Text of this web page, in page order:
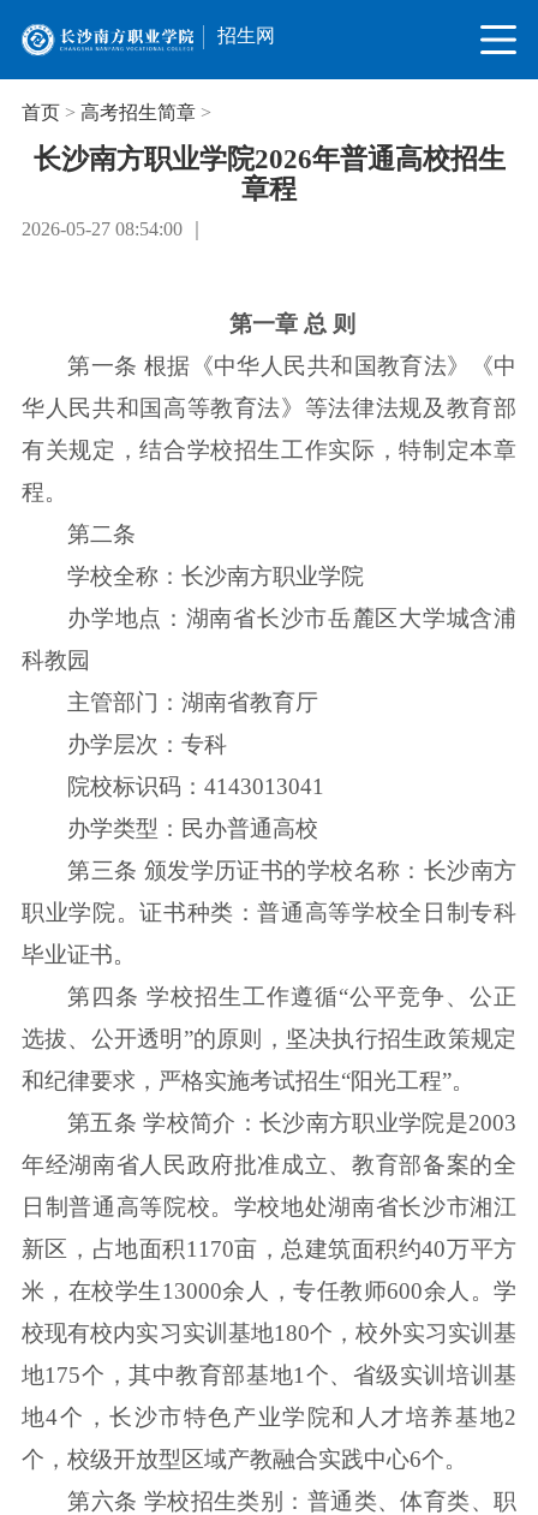
招生网
首页> 高考招生简章>
长沙南方职业学院2026年普通高校招生
章程
2026-05-27 08:54:00 ｜
第一章 总 则
第一条 根据《中华人民共和国教育法》《中
华人民共和国高等教育法》等法律法规及教育部
有关规定，结合学校招生工作实际，特制定本章
程。
第二条
学校全称：长沙南方职业学院
办学地点：湖南省长沙市岳麓区大学城含浦
科教园
主管部门：湖南省教育厅
办学层次：专科
院校标识码：4143013041
办学类型：民办普通高校
第三条 颁发学历证书的学校名称：长沙南方
职业学院。证书种类：普通高等学校全日制专科
毕业证书。
第四条 学校招生工作遵循“公平竞争、公正
选拔、公开透明”的原则，坚决执行招生政策规定
和纪律要求，严格实施考试招生“阳光工程”。
第五条 学校简介：长沙南方职业学院是2003
年经湖南省人民政府批准成立、教育部备案的全
日制普通高等院校。学校地处湖南省长沙市湘江
新区，占地面积1170亩，总建筑面积约40万平方
米，在校学生13000余人，专任教师600余人。学
校现有校内实习实训基地180个，校外实习实训基
地175个，其中教育部基地1个、省级实训培训基
地4个，长沙市特色产业学院和人才培养基地2
个，校级开放型区域产教融合实践中心6个。
第六条 学校招生类别：普通类、体育类、职